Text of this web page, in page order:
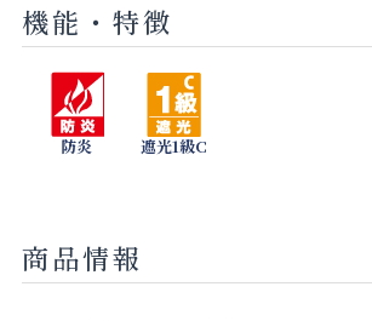
チャコール セラドン モネブルー
アッシュ
機能・特徴
防炎 遮光1級C
商品情報